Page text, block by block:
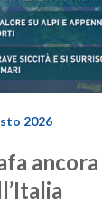
2026
ancora